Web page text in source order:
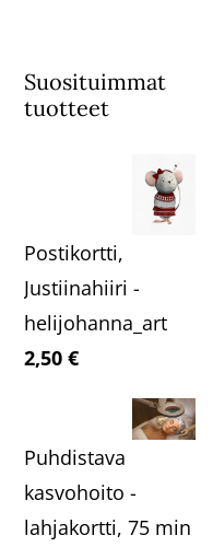
Suosituimmat
tuotteet
Postikortti,
Justiinahiiri -
helijohanna_art
2,50€
Puhdistava
kasvohoito -
lahjakortti, 75 min